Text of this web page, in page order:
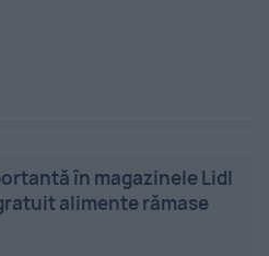
în magazinele Lidl
alimente rămase